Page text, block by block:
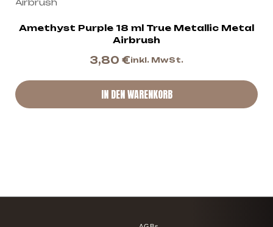
Amethyst Purple 18 ml True Metallic Metal
Airbrush
3,80 €inkl. MwSt.
IN DEN WARENKORB